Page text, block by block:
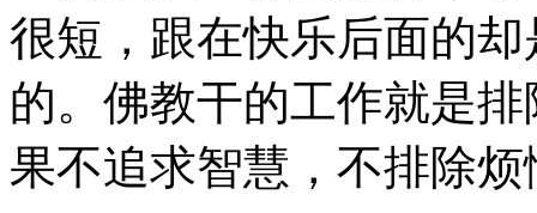
很短，跟在快乐后面的
的。佛教干的工作就是
果不追求智慧，不排除